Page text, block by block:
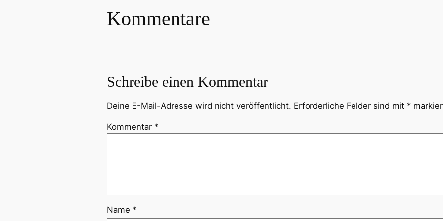
Kommentare
Schreibe einen Kommentar
Deine E-Mail-Adresse wird nicht veröffentlicht. Erforderliche Felder sind mit *
Kommentar *
Name *